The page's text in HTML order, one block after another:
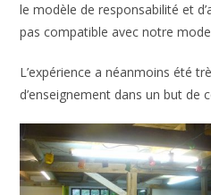
le modèle de responsabilité et
pas compatible avec notre
L’expérience a néanmoins été
d’enseignement dans un but